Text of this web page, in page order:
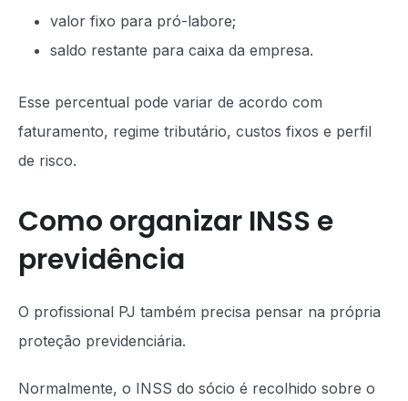
valor fixo para pró-labore;
saldo restante para caixa da empresa.
Esse percentual pode variar de acordo com
faturamento, regime tributário, custos fixos e perfil
de risco.
Como organizar INSS e
previdência
O profissional PJ também precisa pensar na própria
proteção previdenciária.
Normalmente, o INSS do sócio é recolhido sobre o